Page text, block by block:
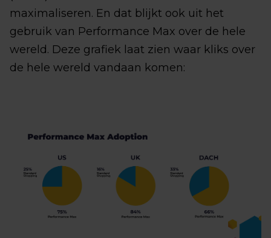
maximaliseren. En dat blijkt ook uit het
gebruik van Performance Max over de hele
wereld. Deze grafiek laat zien waar kliks over
de hele wereld vandaan komen: